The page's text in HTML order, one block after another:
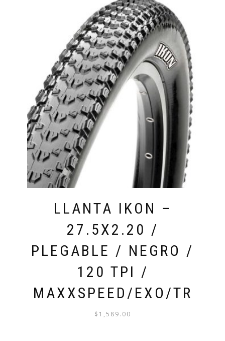
LLANTA IKON –
27.5X2.20 /
PLEGABLE / NEGRO /
120 TPI /
MAXXSPEED/EXO/TR
$ 1,589.00